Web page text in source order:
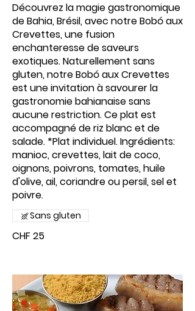
Découvrez la magie gastronomique
de Bahia, Brésil, avec notre Bobó aux
Crevettes, une fusion
enchanteresse de saveurs
exotiques. Naturellement sans
gluten, notre Bobó aux Crevettes
est une invitation à savourer la
gastronomie bahianaise sans
aucune restriction. Ce plat est
accompagné de riz blanc et de
salade. *Plat individuel. Ingrédients:
manioc, crevettes, lait de coco,
oignons, poivrons, tomates, huile
d'olive, ail, coriandre ou persil, sel et
poivre.
CHF 25
Sans gluten